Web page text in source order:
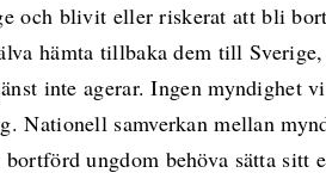
och blivit eller riskerat att bli
hämta tillbaka dem till
inte agerar. Ingen myndighet
Nationell samverkan mellan
ungdom behöva sätta sitt